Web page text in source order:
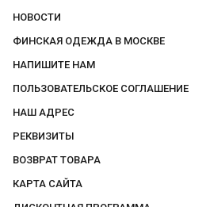
НОВОСТИ
ФИНСКАЯ ОДЕЖДА В МОСКВЕ
НАПИШИТЕ НАМ
ПОЛЬЗОВАТЕЛЬСКОЕ СОГЛАШЕНИЕ
НАШ АДРЕС
РЕКВИЗИТЫ
ВОЗВРАТ ТОВАРА
КАРТА САЙТА